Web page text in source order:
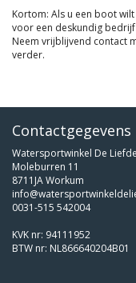
Kortom: Als u een boot
voor een deskundig
Neem vrijblijvend contact
verder.
Contactgegevens
Watersportwinkel De Liefde
Moleburren 11
8711JA Workum
0031-515 542004
KVK nr: 94111952
BTW nr: NL866640204B01